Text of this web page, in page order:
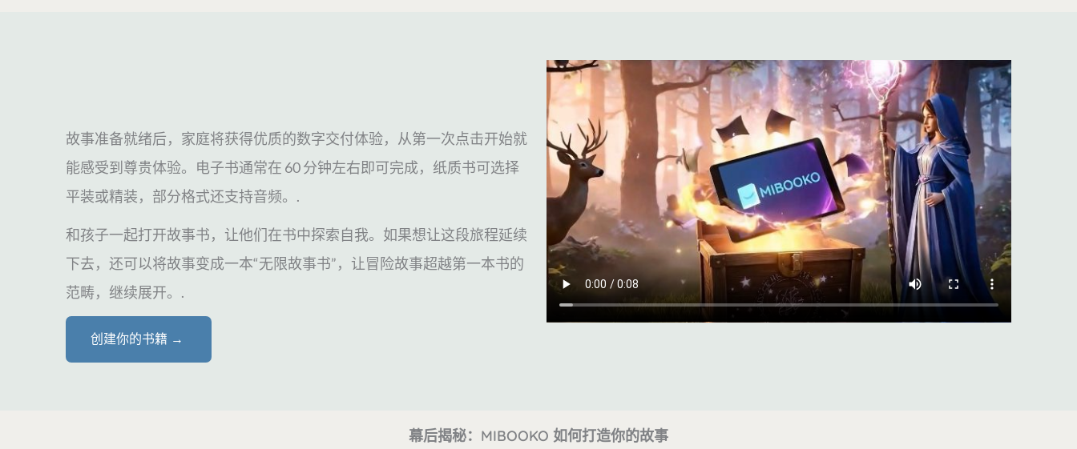
故事准备就绪后，家庭将获得优质的数字交付体验，从第一次点击开始就
能感受到尊贵体验。电子书通常在 60 分钟左右即可完成，纸质书可选择
平装或精装，部分格式还支持音频。.
和孩子一起打开故事书，让他们在书中探索自我。如果想让这段旅程延续
下去，还可以将故事变成一本“无限故事书”，让冒险故事超越第一本书的
范畴，继续展开。.
创建你的书籍 →
幕后揭秘：MIBOOKO 如何打造你的故事